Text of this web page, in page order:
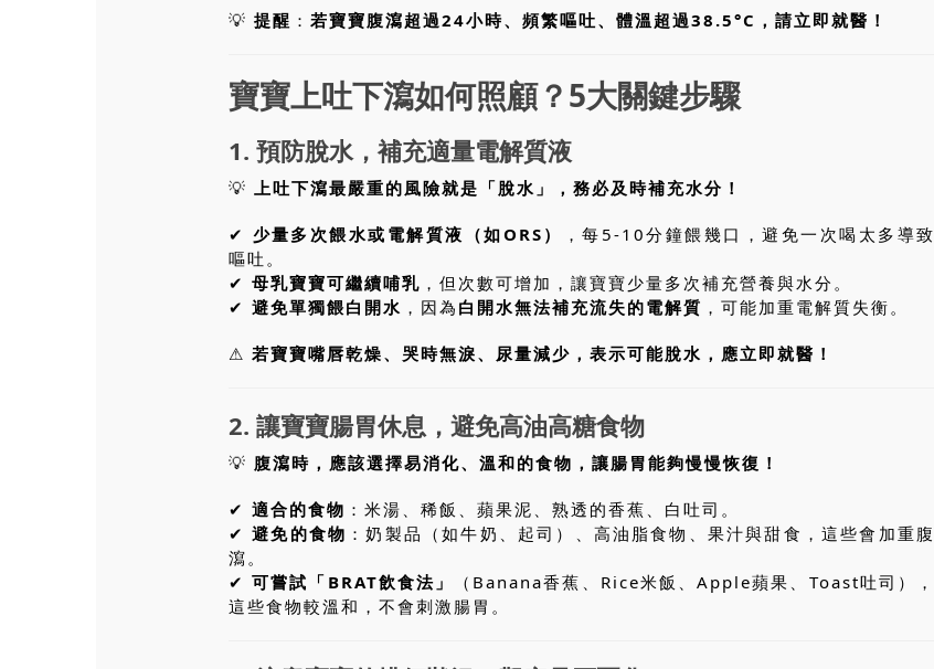
💡 提醒 ： 若寶寶腹瀉超過24小時、頻繁嘔吐、體溫超過38.5°C，請立即就醫！
寶寶上吐下瀉如何照顧？5大關鍵步驟
1. 預防脫水，補充適量電解質液
💡 上吐下瀉最嚴重的風險就是「脫水」，務必及時補充水分！
✔ 少量多次餵水或電解質液（如ORS）
，每5-10分鐘餵幾口，避免一次喝太多導致
嘔吐。
✔ 母乳寶寶可繼續哺乳 ，但次數可增加，讓寶寶少量多次補充營養與水分。
✔ 避免單獨餵白開水 ，因為 白開水無法補充流失的電解質 ，可能加重電解質失衡。
⚠ 若寶寶嘴唇乾燥、哭時無淚、尿量減少，表示可能脫水，應立即就醫！
2. 讓寶寶腸胃休息，避免高油高糖食物
💡 腹瀉時，應該選擇易消化、溫和的食物，讓腸胃能夠慢慢恢復！
✔ 適合的食物 ：米湯、稀飯、蘋果泥、熟透的香蕉、白吐司。
✔避免的食物 ：奶製品（如牛奶、起司）、高油脂食物、果汁與甜食，這些會加重腹
瀉。
✔可嘗試「BRAT飲食法」
（Banana香蕉、Rice米飯、Apple蘋果、Toast吐司），
這些食物較溫和，不會刺激腸胃。